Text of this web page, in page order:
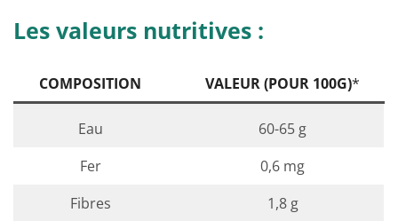
Les valeurs nutritives :
COMPOSITION VALEUR (POUR 100G)*
Eau
60-65 g
Fer
0,6 mg
Fibres
1,8 g